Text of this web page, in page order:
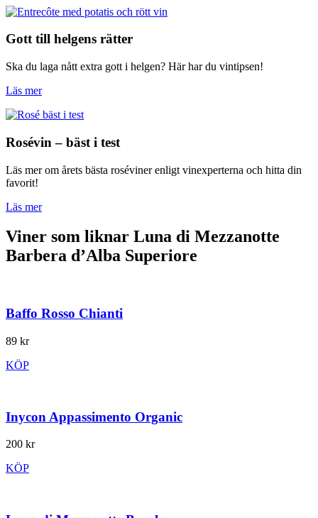
Gott till helgens rätter
Ska du laga nått extra gott i helgen? Här har du vintipsen!
Läs mer
Rosévin – bäst i test
Läs mer om årets bästa roséviner enligt vinexperterna och hitta din
favorit!
Läs mer
Viner som liknar Luna di Mezzanotte
Barbera d’Alba Superiore
Baffo Rosso Chianti
89 kr
KÖP
Inycon Appassimento Organic
200 kr
KÖP